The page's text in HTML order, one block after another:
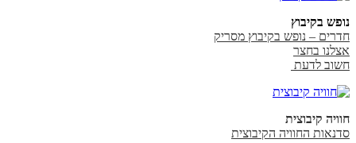
נופש בקיבוץ
חדרים – נופש בקיבוץ מסריק
אצלנו בחצר
חשוב לדעת
חוויה קיבוצית
סדנאות החוויה הקיבוצית